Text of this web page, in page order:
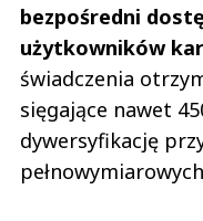
bezpośredni
użytkowników
świadczenia
sięgające nawet
dywersyfikację